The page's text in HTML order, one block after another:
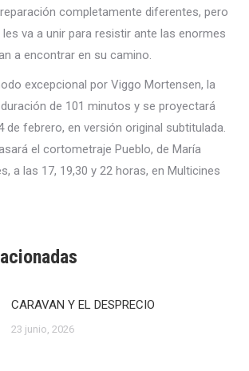
completamente diferentes, pero
va a unir para resistir ante las enormes
a encontrar en su camino.
excepcional por Viggo Mortensen, la
de 101 minutos y se proyectará
de febrero, en versión original subtitulada.
el cortometraje Pueblo, de María
a las 17, 19,30 y 22 horas, en Multicines
CARAVAN Y EL DESPRECIO
23 junio, 2026